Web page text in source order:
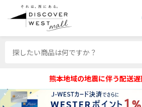
熊本地域の地震に伴う配送